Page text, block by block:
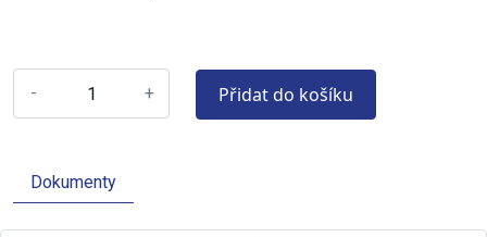
- + Přidat do košíku
Dokumenty